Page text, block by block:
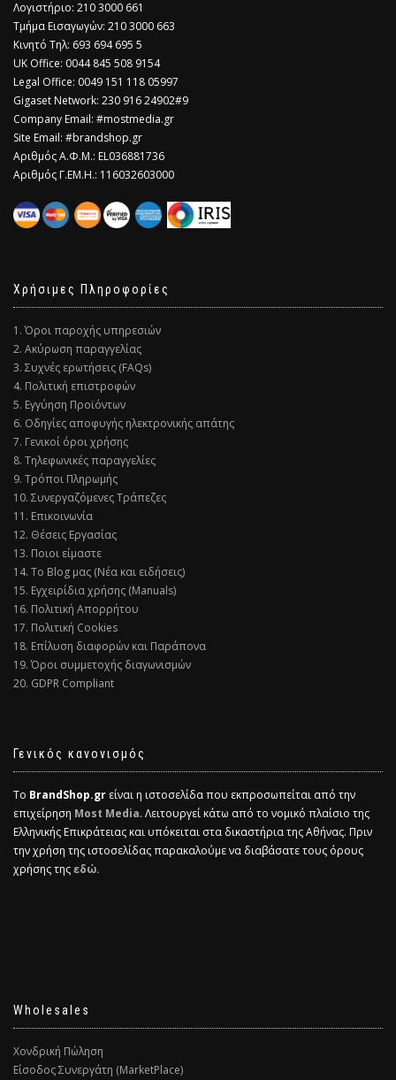
Λογιστήριο: 210 3000 661
Τμήμα Εισαγωγών: 210 3000 663
Κινητό Τηλ: 693 694 695 5
​UK Office: 0044 845 508 9154
Legal Office: 0049 151 118 05997
Gigaset Network: 230 916 24902#9
Company Email: #mostmedia.gr
Site Email: #brandshop.gr
Αριθμός Α.Φ.Μ.: EL036881736
Αριθμός Γ.ΕΜ.Η.: 116032603000
Χρήσιμες Πληροφορίες
1. Όροι παροχής υπηρεσιών
2. Ακύρωση παραγγελίας
3. Συχνές ερωτήσεις (FAQs)
4. Πολιτική επιστροφών
5. Εγγύηση Προϊόντων
6. Οδηγίες αποφυγής ηλεκτρονικής απάτης
7. Γενικοί όροι χρήσης
8. Τηλεφωνικές παραγγελίες
9. Τρόποι Πληρωμής
10. Συνεργαζόμενες Τράπεζες
11. Επικοινωνία
12. Θέσεις Εργασίας
13. Ποιοι είμαστε
14. Το Blog μας (Νέα και ειδήσεις)
15. Εγχειρίδια χρήσης (Manuals)
16. Πολιτική Απορρήτου
17. Πολιτική Cookies
18. Επίλυση διαφορών και Παράπονα
19. Όροι συμμετοχής διαγωνισμών
20. GDPR Compliant
Γενικός κανονισμός
Το BrandShop.gr είναι η ιστοσελίδα που εκπροσωπείται από την
επιχείρηση Most Media. Λειτουργεί κάτω από το νομικό πλαίσιο της
Ελληνικής Επικράτειας και υπόκειται στα δικαστήρια της Αθήνας. Πριν
την χρήση της ιστοσελίδας παρακαλούμε να διαβάσατε τους όρους
χρήσης τηςεδώ.
Wholesales
Χονδρική Πώληση
Είσοδος Συνεργάτη (MarketPlace)